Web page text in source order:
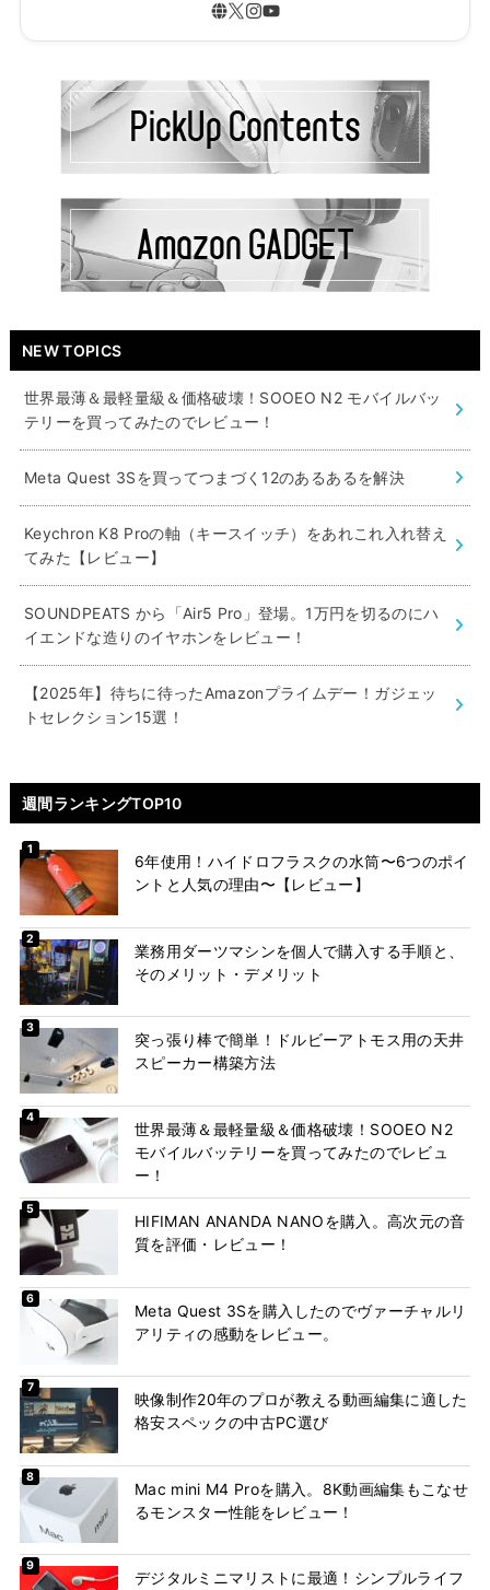
NEW TOPICS
世界最薄＆最軽量級＆価格破壊！SOOEO N2 モバイルバッ
テリーを買ってみたのでレビュー！
Meta Quest 3Sを買ってつまづく12のあるあるを解決
Keychron K8 Proの軸（キースイッチ）をあれこれ入れ替え
てみた【レビュー】
SOUNDPEATS から「Air5 Pro」登場。1万円を切るのにハ
イエンドな造りのイヤホンをレビュー！
【2025年】待ちに待ったAmazonプライムデー！ガジェッ
トセレクション15選！
週間ランキングTOP10
6年使用！ハイドロフラスクの水筒〜6つのポイ
ントと人気の理由〜【レビュー】
業務用ダーツマシンを個人で購入する手順と、
そのメリット・デメリット
突っ張り棒で簡単！ドルビーアトモス用の天井
スピーカー構築方法
世界最薄＆最軽量級＆価格破壊！SOOEO N2
モバイルバッテリーを買ってみたのでレビュ
ー！
HIFIMAN ANANDA NANOを購入。高次元の音
質を評価・レビュー！
Meta Quest 3Sを購入したのでヴァーチャルリ
アリティの感動をレビュー。
映像制作20年のプロが教える動画編集に適した
格安スペックの中古PC選び
Mac mini M4 Proを購入。8K動画編集もこなせ
るモンスター性能をレビュー！
デジタルミニマリストに最適！シンプルライフ